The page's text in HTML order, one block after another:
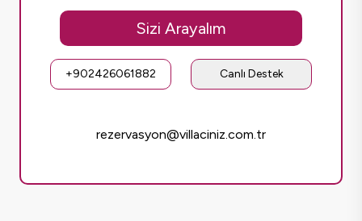
Sizi Arayalım
+902426061882 Canlı Destek
rezervasyon@villaciniz.com.tr